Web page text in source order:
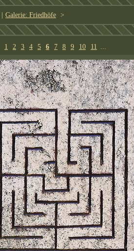
| Galerie: Friedhöfe >
1 2 3 4 5 6 7 8 9 10 11